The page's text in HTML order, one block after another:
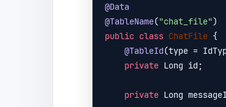
@Data
@TableName("chat_file"
public class ChatFile {
@TableId(type =
private
private Long